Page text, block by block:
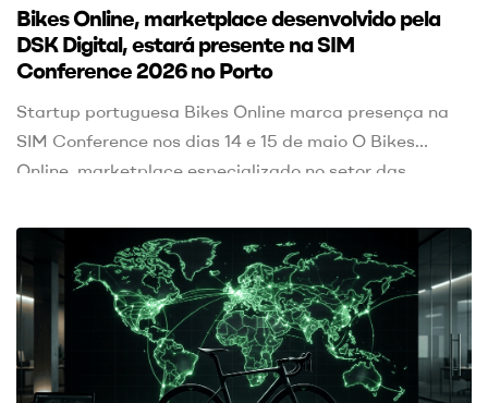
Bikes Online, marketplace desenvolvido pela
DSK Digital, estará presente na SIM
Conference 2026 no Porto
Startup portuguesa Bikes Online marca presença na
SIM Conference nos dias 14 e 15 de maio O Bikes
Online, marketplace especializado no setor das
vai estar presente na SIM Conference 2026, um dos
principais eventos de inovação, empreendedorismo e
tecnologia em Portugal. O evento decorre nos dias 14
[…]